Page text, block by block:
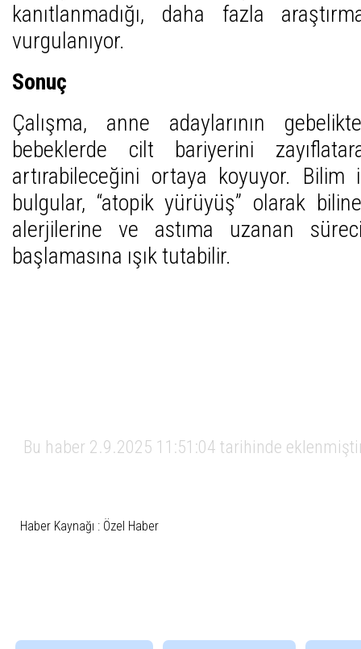
kanıtlanmadığı, daha fazla
vurgulanıyor.
Sonuç
Çalışma, anne adaylarının
bebeklerde cilt bariyerini
artırabileceğini ortaya koyuyor. Bilim
bulgular, “atopik yürüyüş” olarak
alerjilerine ve astıma uzanan
başlamasına ışık tutabilir.
Bu haber 2.9.2025 11:51:04 tarihinde
Haber Kaynağı : Özel Haber